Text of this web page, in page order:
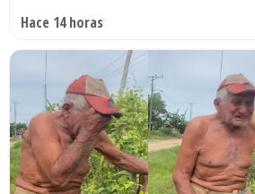
Hace 14 horas